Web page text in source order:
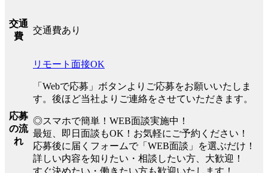
交通
費
交通費あり
応募
の流
れ
リモート面接OK
「Webで応募」ボタンよりご応募をお願いいたしま
す。後ほど当社よりご連絡をさせていただきます。
◎スマホで簡単！WEB面談実施中！
最短、即日面談もOK！お気軽にご予約ください！
応募後に届くフォームで「WEB面談」を選ぶだけ！
詳しい内容を知りたい・相談したい方、大歓迎！
すぐ決めたい・働きたい方も歓迎いたします！